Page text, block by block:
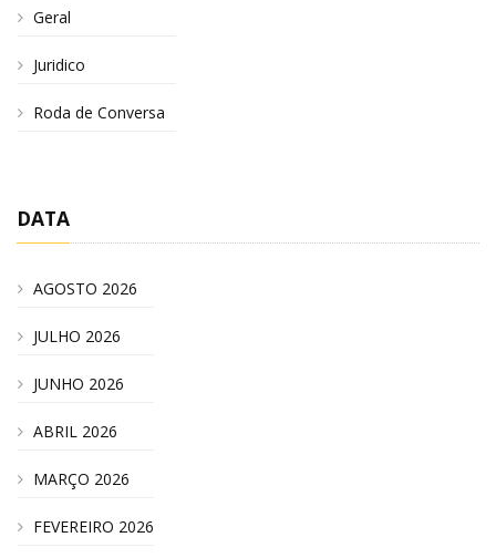
Geral
Juridico
Roda de Conversa
DATA
AGOSTO 2026
JULHO 2026
JUNHO 2026
ABRIL 2026
MARÇO 2026
FEVEREIRO 2026